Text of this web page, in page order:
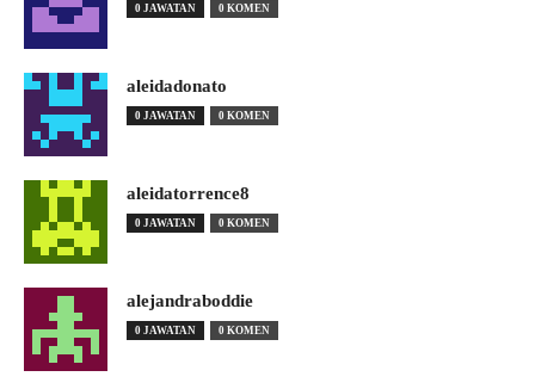
0 JAWATAN 0 KOMEN
aleidadonato
0 JAWATAN 0 KOMEN
aleidatorrence8
0 JAWATAN 0 KOMEN
alejandraboddie
0 JAWATAN 0 KOMEN